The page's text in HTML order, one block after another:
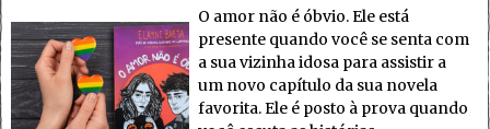
O amor não é óbvio. Ele está
presente quando você se senta com
a sua vizinha idosa para assistir a
um novo capítulo da sua novela
favorita. Ele é posto à prova quando